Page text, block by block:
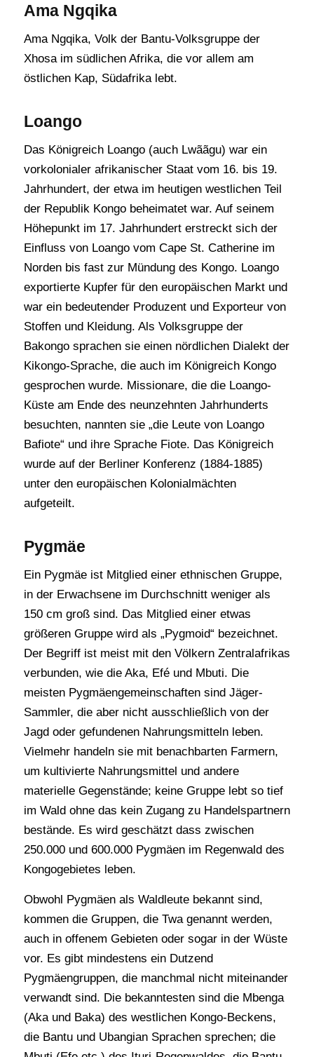
Ama Ngqika
Ama Ngqika, Volk der Bantu-Volksgruppe der
Xhosa im südlichen Afrika, die vor allem am
östlichen Kap, Südafrika lebt.
Loango
Das Königreich Loango (auch Lwããgu) war ein
vorkolonialer afrikanischer Staat vom 16. bis 19.
Jahrhundert, der etwa im heutigen westlichen Teil
der Republik Kongo beheimatet war. Auf seinem
Höhepunkt im 17. Jahrhundert erstreckt sich der
Einfluss von Loango vom Cape St. Catherine im
Norden bis fast zur Mündung des Kongo. Loango
exportierte Kupfer für den europäischen Markt und
war ein bedeutender Produzent und Exporteur von
Stoffen und Kleidung. Als Volksgruppe der
Bakongo sprachen sie einen nördlichen Dialekt der
Kikongo-Sprache, die auch im Königreich Kongo
gesprochen wurde. Missionare, die die Loango-
Küste am Ende des neunzehnten Jahrhunderts
besuchten, nannten sie „die Leute von Loango
Bafiote“ und ihre Sprache Fiote. Das Königreich
wurde auf der Berliner Konferenz (1884-1885)
unter den europäischen Kolonialmächten
aufgeteilt.
Pygmäe
Ein Pygmäe ist Mitglied einer ethnischen Gruppe,
in der Erwachsene im Durchschnitt weniger als
150 cm groß sind. Das Mitglied einer etwas
größeren Gruppe wird als „Pygmoid“ bezeichnet.
Der Begriff ist meist mit den Völkern Zentralafrikas
verbunden, wie die Aka, Efé und Mbuti. Die
meisten Pygmäengemeinschaften sind Jäger-
Sammler, die aber nicht ausschließlich von der
Jagd oder gefundenen Nahrungsmitteln leben.
Vielmehr handeln sie mit benachbarten Farmern,
um kultivierte Nahrungsmittel und andere
materielle Gegenstände; keine Gruppe lebt so tief
im Wald ohne das kein Zugang zu Handelspartnern
bestände. Es wird geschätzt dass zwischen
250.000 und 600.000 Pygmäen im Regenwald des
Kongogebietes leben.
Obwohl Pygmäen als Waldleute bekannt sind,
kommen die Gruppen, die Twa genannt werden,
auch in offenem Gebieten oder sogar in der Wüste
vor. Es gibt mindestens ein Dutzend
Pygmäengruppen, die manchmal nicht miteinander
verwandt sind. Die bekanntesten sind die Mbenga
(Aka und Baka) des westlichen Kongo-Beckens,
die Bantu und Ubangian Sprachen sprechen; die